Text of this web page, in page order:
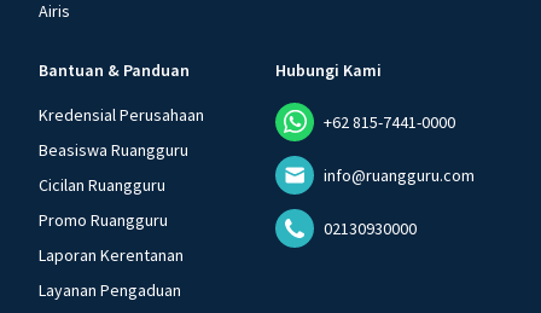
Airis
Bantuan & Panduan
Kredensial Perusahaan
Beasiswa Ruangguru
Cicilan Ruangguru
Promo Ruangguru
Laporan Kerentanan
Layanan Pengaduan
Hubungi Kami
+62 815-7441-0000
info@ruangguru.com
02130930000